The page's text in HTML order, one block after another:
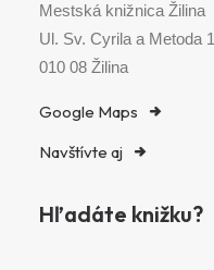
Mestská knižnica Žilina
Ul. Sv. Cyrila a Metoda 1
010 08 Žilina
Google Maps
Navštívte aj
Hľadáte knižku?